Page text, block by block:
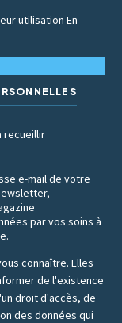
utilisationEn
recueillir
e-mail de votre
par vos soins à
connaître. Elles
de l'existence
droit d'accès, de
des données qui